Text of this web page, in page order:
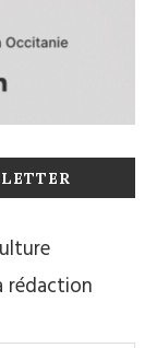
rédaction